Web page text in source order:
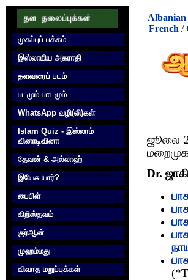
முகப்புப் பக்கம்
இஸ்லாமிய அகராதி
தளவரைப் படம்
படமும் பாடமும்
WhatsApp வழி(லி)கள்
Islam Quiz - இஸ்லாம்
வினாடிவினா
தேவன் & அல்லாஹ்
இயேசு யார்?
பைபிள்
கிறிஸ்தவம்
குர்‍ஆன்
முஹம்மது
விவாத மறுப்புக்கள்
Albanian
French /
ஜூலை
மறைமுக
Dr.